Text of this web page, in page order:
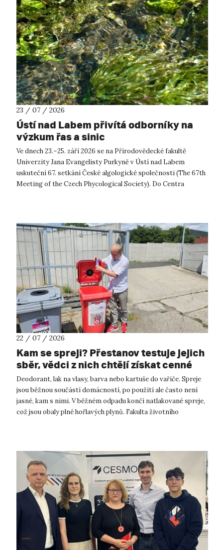
23 / 07 / 2026
Ústí nad Labem přivítá odborníky na
výzkum řas a sinic
Ve dnech 23.–25. září 2026 se na Přírodovědecké fakultě
Univerzity Jana Evangelisty Purkyně v Ústí nad Labem
uskuteční 67. setkání České algologické společnosti (The 67th
Meeting of the Czech Phycological Society). Do Centra
22 / 07 / 2026
Kam se spreji? Přestanov testuje jejich
sběr, vědci z nich chtějí získat cenné
kovy
Deodorant, lak na vlasy, barva nebo kartuše do vařiče. Spreje
jsou běžnou součástí domácností, po použití ale často není
jasné, kam s nimi. V běžném odpadu končí natlakované spreje,
což jsou obaly plné hořlavých plynů. Fakulta životního